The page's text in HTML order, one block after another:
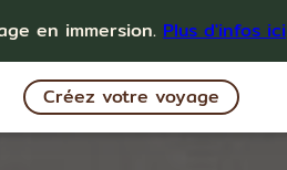
en immersion. Plus d'infos ici
Créez votre voyage